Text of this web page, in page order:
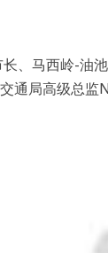
、马西岭-油
通局高级总监